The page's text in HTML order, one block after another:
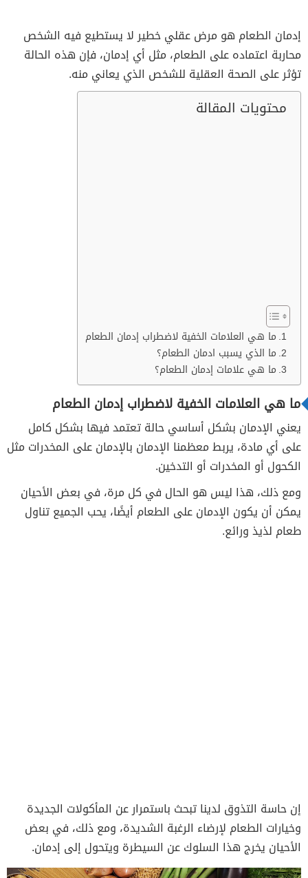
إدمان الطعام هو مرض عقلي خطير لا يستطيع فيه الشخص
محاربة اعتماده على الطعام، مثل أي إدمان، فإن هذه الحالة
تؤثر على الصحة العقلية للشخص الذي يعاني منه.
محتويات المقالة
ما هي العلامات الخفية لاضطراب إدمان الطعام
ما الذي يسبب ادمان الطعام؟
ما هي علامات إدمان الطعام؟
ما هي العلامات الخفية لاضطراب إدمان الطعام
يعني الإدمان بشكل أساسي حالة تعتمد فيها بشكل كامل
على أي مادة، يربط معظمنا الإدمان بالإدمان على المخدرات مثل
الكحول أو المخدرات أو التدخين.
ومع ذلك، هذا ليس هو الحال في كل مرة، في بعض الأحيان
يمكن أن يكون الإدمان على الطعام أيضًا، يحب الجميع تناول
طعام لذيذ ورائع.
إن حاسة التذوق لدينا تبحث باستمرار عن المأكولات الجديدة
وخيارات الطعام لإرضاء الرغبة الشديدة، ومع ذلك، في بعض
الأحيان يخرج هذا السلوك عن السيطرة ويتحول إلى إدمان.